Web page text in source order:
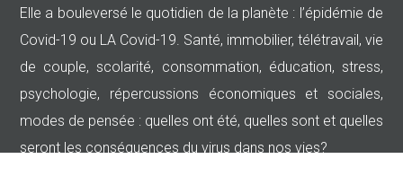
Elle a bouleversé le quotidien de la planète : l’épidémie de
Covid-19 ou LA Covid-19. Santé, immobilier, télétravail, vie
de couple, scolarité, consommation, éducation, stress,
psychologie, répercussions économiques et sociales,
modes de pensée : quelles ont été, quelles sont et quelles
seront les conséquences du virus dans nos vies?